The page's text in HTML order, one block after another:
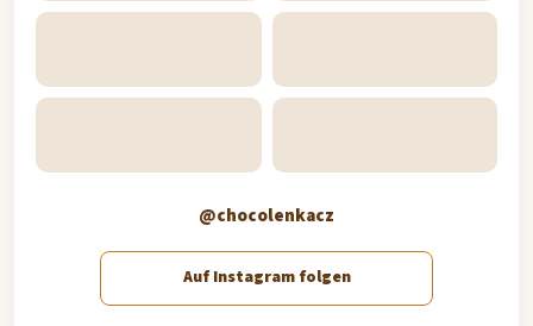
@chocolenkacz
Auf Instagram folgen